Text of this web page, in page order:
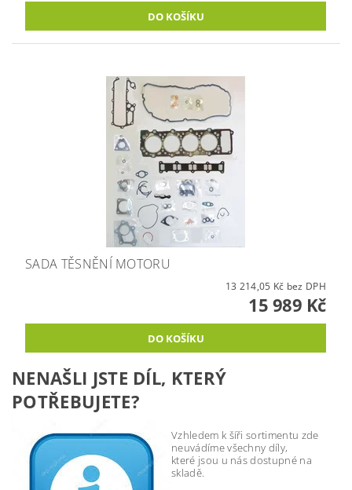
SADA TĚSNĚNÍ MOTORU
13 214,05 Kč bez DPH
15 989 Kč
NENAŠLI JSTE DÍL, KTERÝ
POTŘEBUJETE?
Vzhledem k šíři sortimentu zde
neuvádíme všechny díly,
které jsou u nás dostupné na
skladě.